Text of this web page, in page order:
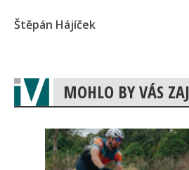
Štěpán Hájíček
MOHLO BY VÁS